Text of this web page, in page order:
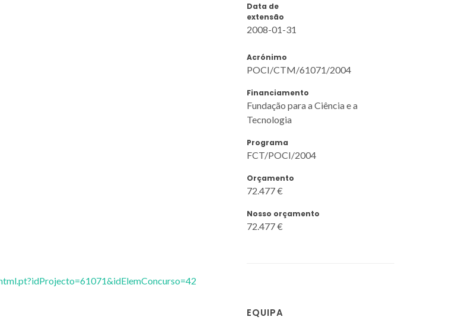
Data de
extensão
2008-01-31
Acrónimo
POCI/CTM/61071/2004
Financiamento
Fundação para a Ciência e a
Tecnologia
Programa
FCT/POCI/2004
Orçamento
72.477 €
Nosso orçamento
72.477 €
EQUIPA